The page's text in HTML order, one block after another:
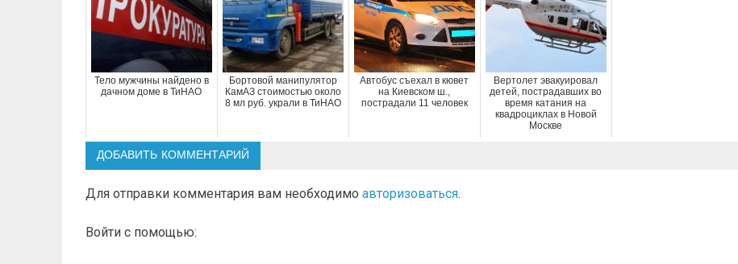
Тело мужчины найдено в
дачном доме в ТиНАО
Бортовой манипулятор
КамАЗ стоимостью около
8 мл руб. украли в ТиНАО
Автобус съехал в кювет
на Киевском ш.,
пострадали 11 человек
Вертолет эвакуировал
детей, пострадавших во
время катания на
квадроциклах в Новой
Москве
ДОБАВИТЬ КОММЕНТАРИЙ
Для отправки комментария вам необходимо авторизоваться.
Войти с помощью: